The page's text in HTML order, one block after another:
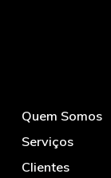
Quem Somos
Serviços
Clientes